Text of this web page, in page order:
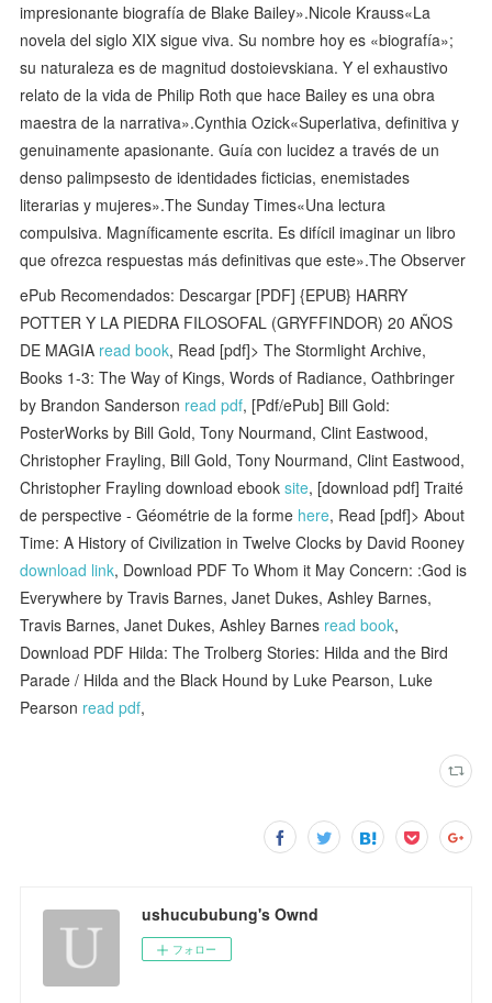
impresionante biografía de Blake Bailey».Nicole Krauss«La
novela del siglo XIX sigue viva. Su nombre hoy es «biografía»;
su naturaleza es de magnitud dostoievskiana. Y el exhaustivo
relato de la vida de Philip Roth que hace Bailey es una obra
maestra de la narrativa».Cynthia Ozick«Superlativa, definitiva y
genuinamente apasionante. Guía con lucidez a través de un
denso palimpsesto de identidades ficticias, enemistades
literarias y mujeres».The Sunday Times«Una lectura
compulsiva. Magníficamente escrita. Es difícil imaginar un libro
que ofrezca respuestas más definitivas que este».The Observer
ePub Recomendados: Descargar [PDF] {EPUB} HARRY
POTTER Y LA PIEDRA FILOSOFAL (GRYFFINDOR) 20 AÑOS
DE MAGIA read book, Read [pdf]> The Stormlight Archive,
Books 1-3: The Way of Kings, Words of Radiance, Oathbringer
by Brandon Sanderson read pdf, [Pdf/ePub] Bill Gold:
PosterWorks by Bill Gold, Tony Nourmand, Clint Eastwood,
Christopher Frayling, Bill Gold, Tony Nourmand, Clint Eastwood,
Christopher Frayling download ebooksite, [download pdf] Traité
de perspective - Géométrie de la forme here, Read [pdf]> About
Time: A History of Civilization in Twelve Clocks by David Rooney
download link, Download PDF To Whom it May Concern: :God is
Everywhere by Travis Barnes, Janet Dukes, Ashley Barnes,
Travis Barnes, Janet Dukes, Ashley Barnes read book,
Download PDF Hilda: The Trolberg Stories: Hilda and the Bird
Parade / Hilda and the Black Hound by Luke Pearson, Luke
Pearson read pdf,
ushucububung's Ownd
フォロー